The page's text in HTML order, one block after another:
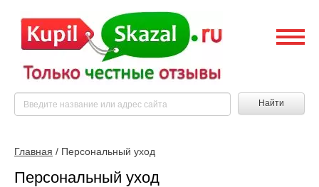
Найти
Главная / Персональный уход
Персональный уход